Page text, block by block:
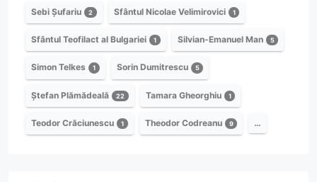
Sebi Șufariu 2 Sfântul Nicolae Velimirovici 1
Sfântul Teofilact al Bulgariei 1 Silvian-Emanuel Man 5
Simon Telkes 1 Sorin Dumitrescu 5
Ștefan Plămădeală 22 Tamara Gheorghiu 1
Teodor Crăciunescu 1 Theodor Codreanu 9 …